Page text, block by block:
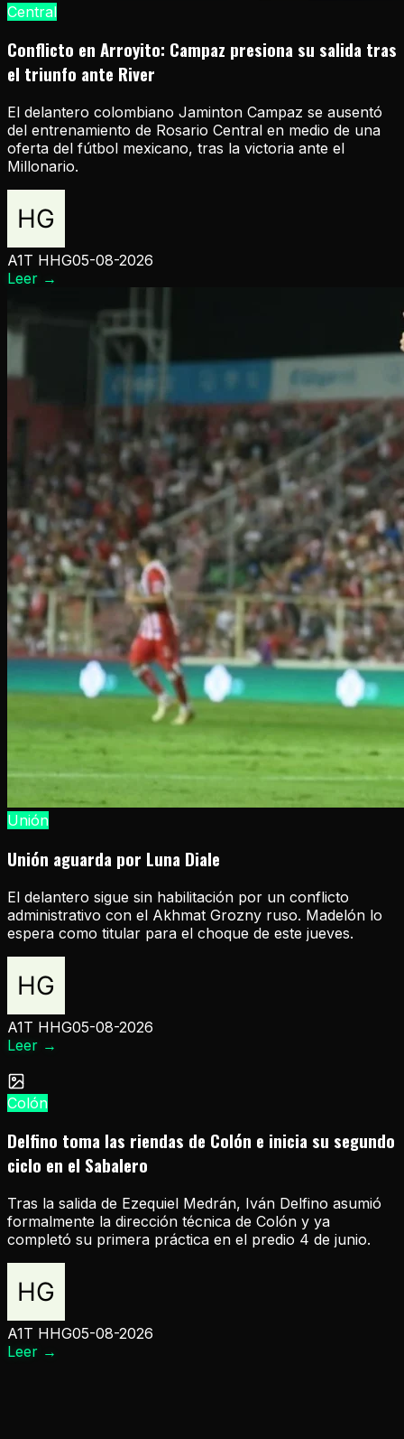
Central
Conflicto en Arroyito: Campaz presiona su salida tras
el triunfo ante River
El delantero colombiano Jaminton Campaz se ausentó
del entrenamiento de Rosario Central en medio de una
oferta del fútbol mexicano, tras la victoria ante el
Millonario.
A1T HHG05-08-2026
Leer →
Unión
Unión aguarda por Luna Diale
El delantero sigue sin habilitación por un conflicto
administrativo con el Akhmat Grozny ruso. Madelón lo
espera como titular para el choque de este jueves.
A1T HHG05-08-2026
Leer →
Colón
Delfino toma las riendas de Colón e inicia su segundo
ciclo en el Sabalero
Tras la salida de Ezequiel Medrán, Iván Delfino asumió
formalmente la dirección técnica de Colón y ya
completó su primera práctica en el predio 4 de junio.
A1T HHG05-08-2026
Leer →